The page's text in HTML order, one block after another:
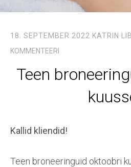
18. SEPTEMBER 2022 KATRIN
KOMMENTEERI
Teen
Kallid kliendid!
Teen broneeringuid oktoobri